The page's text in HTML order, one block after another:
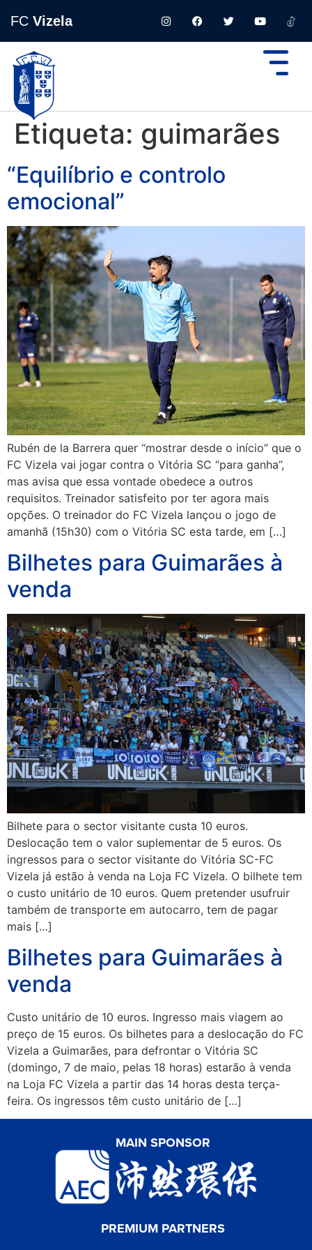
FC Vizela
Etiqueta: guimarães
“Equilíbrio e controlo
emocional”
Rubén de la Barrera quer “mostrar desde o início” que o
FC Vizela vai jogar contra o Vitória SC “para ganha”,
mas avisa que essa vontade obedece a outros
requisitos. Treinador satisfeito por ter agora mais
opções. O treinador do FC Vizela lançou o jogo de
amanhã (15h30) com o Vitória SC esta tarde, em […]
Bilhetes para Guimarães à
venda
Bilhete para o sector visitante custa 10 euros.
Deslocação tem o valor suplementar de 5 euros. Os
ingressos para o sector visitante do Vitória SC-FC
Vizela já estão à venda na Loja FC Vizela. O bilhete tem
o custo unitário de 10 euros. Quem pretender usufruir
também de transporte em autocarro, tem de pagar
mais […]
Bilhetes para Guimarães à
venda
Custo unitário de 10 euros. Ingresso mais viagem ao
preço de 15 euros. Os bilhetes para a deslocação do FC
Vizela a Guimarães, para defrontar o Vitória SC
(domingo, 7 de maio, pelas 18 horas) estarão à venda
na Loja FC Vizela a partir das 14 horas desta terça-
feira. Os ingressos têm custo unitário de […]
MAIN SPONSOR
PREMIUM PARTNERS